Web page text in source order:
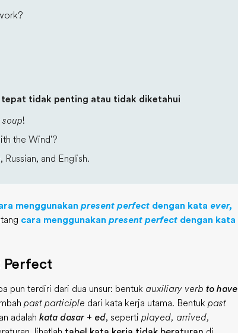
tidak penting atau tidak diketahui
soup!
the Wind'?
Russian, and English.
menggunakan present perfect dengan kata ever,
cara menggunakan present perfect dengan kata
Perfect
pun terdiri dari dua unsur: bentuk auxiliary verb to have
past participle dari kata kerja utama. Bentuk past
adalah kata dasar + ed, seperti played, arrived,